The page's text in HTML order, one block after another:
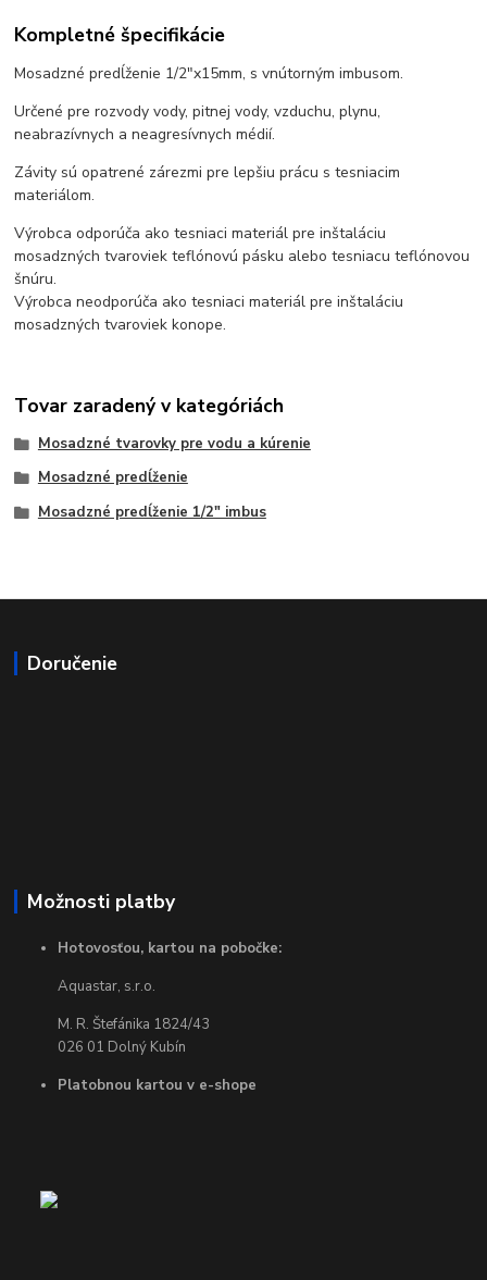
Kompletné špecifikácie
Mosadzné predĺženie 1/2"x15mm, s vnútorným imbusom.
Určené pre rozvody vody, pitnej vody, vzduchu, plynu,
neabrazívnych a neagresívnych médií.
Závity sú opatrené zárezmi pre lepšiu prácu s tesniacim
materiálom.
Výrobca odporúča ako tesniaci materiál pre inštaláciu
mosadzných tvaroviek teflónovú pásku alebo tesniacu teflónovou
šnúru.
Výrobca neodporúča ako tesniaci materiál pre inštaláciu
mosadzných tvaroviek konope.
Tovar zaradený v kategóriách
Mosadzné tvarovky pre vodu a kúrenie
Mosadzné predĺženie
Mosadzné predĺženie 1/2" imbus
Doručenie
Možnosti platby
Hotovosťou, kartou na pobočke:
Aquastar, s.r.o.
M. R. Štefánika 1824/43
026 01 Dolný Kubín
Platobnou kartou v e-shope